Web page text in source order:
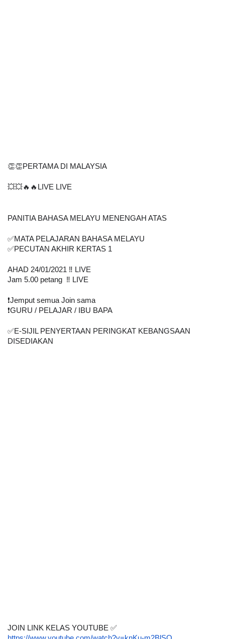
👏👏PERTAMA DI MALAYSIA
💥💥🔥🔥LIVE LIVE
PANITIA BAHASA MELAYU MENENGAH ATAS
✅MATA PELAJARAN BAHASA MELAYU
✅PECUTAN AKHIR KERTAS 1
AHAD 24/01/2021 ‼️ LIVE
Jam 5.00 petang  ‼️ LIVE
❗️Jemput semua Join sama
❗️GURU / PELAJAR / IBU BAPA
✅E-SIJIL PENYERTAAN PERINGKAT KEBANGSAAN
DISEDIAKAN
JOIN LINK KELAS YOUTUBE ✅